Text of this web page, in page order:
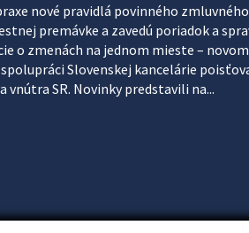
nové pravidlá povinného
premávke a zavedú poriadok a
o zmenách na jednom mieste –
Slovenskej kancelárie
vnútra SR. Novinky predstavili na...